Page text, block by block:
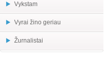
Vykstam
Vyrai žino geriau
Žurnalistai